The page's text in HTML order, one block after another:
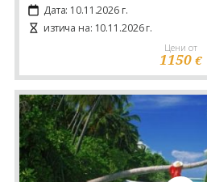
Дата: 10.11.2026 г.
изтича на: 10.11.2026 г.
Цени от
1150 €